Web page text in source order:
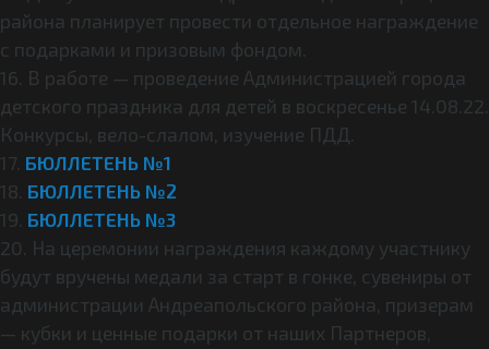
района планирует провести отдельное награждение
с подарками и призовым фондом.
16. В работе — проведение Администрацией города
детского праздника для детей в воскресенье 14.08.22.
Конкурсы, вело-слалом, изучение ПДД.
17. БЮЛЛЕТЕНЬ №1
18. БЮЛЛЕТЕНЬ №2
19. БЮЛЛЕТЕНЬ №3
20. На церемонии награждения каждому участнику
будут вручены медали за старт в гонке, сувениры от
администрации Андреапольского района, призерам
— кубки и ценные подарки от наших Партнеров,